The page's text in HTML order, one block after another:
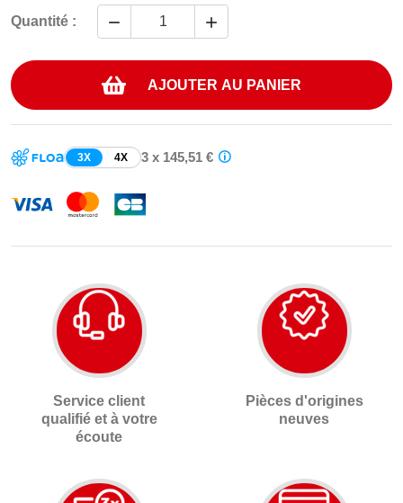
Quantité :  
AJOUTER AU PANIER
3X 4X 3 x 145,51 €
Service client
qualifié et à votre
écoute
Pièces d'origines
neuves